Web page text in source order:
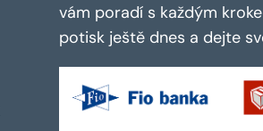
vám poradí s každým
potisk ještě dnes a dejte